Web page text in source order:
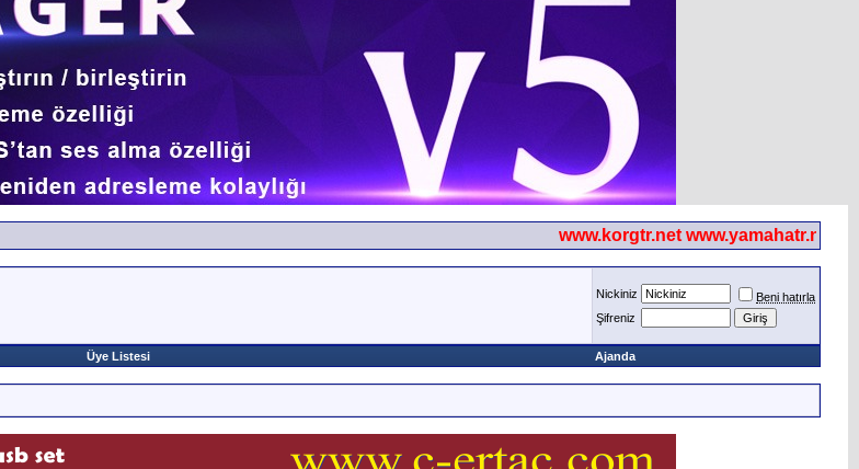
www.korgtr.net www.yamahatr.net
Nickiniz
Beni hatırla
Şifreniz
Üye Listesi Ajanda